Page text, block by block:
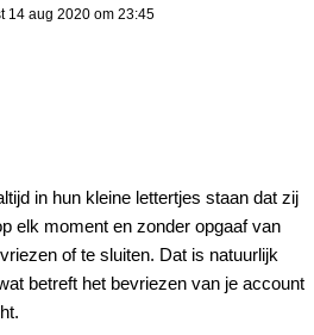
14 aug 2020 om 23:45
in hun kleine lettertjes staan dat zij
elk moment en zonder opgaaf van
of te sluiten. Dat is natuurlijk
betreft het bevriezen van je account